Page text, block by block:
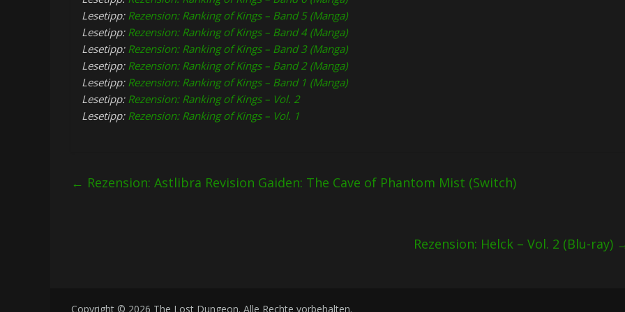
Lesetipp: Rezension: Ranking of Kings – Band 5 (Manga)
Lesetipp: Rezension: Ranking of Kings – Band 4 (Manga)
Lesetipp: Rezension: Ranking of Kings – Band 3 (Manga)
Lesetipp: Rezension: Ranking of Kings – Band 2 (Manga)
Lesetipp: Rezension: Ranking of Kings – Band 1 (Manga)
Lesetipp: Rezension: Ranking of Kings – Vol. 2
Lesetipp: Rezension: Ranking of Kings – Vol. 1
← Rezension: Astlibra Revision Gaiden: The Cave of Phantom Mist (Switch)
Rezension: Helck – Vol. 2 (Blu-ray)
Copyright © 2026 The Lost Dungeon. Alle Rechte vorbehalten.